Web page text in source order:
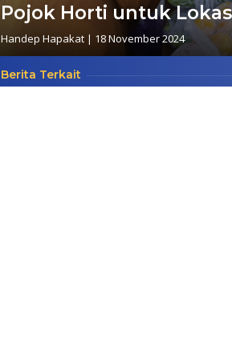
Pojok Horti untuk
Handep Hapakat | 18 November 2024
Berita Terkait